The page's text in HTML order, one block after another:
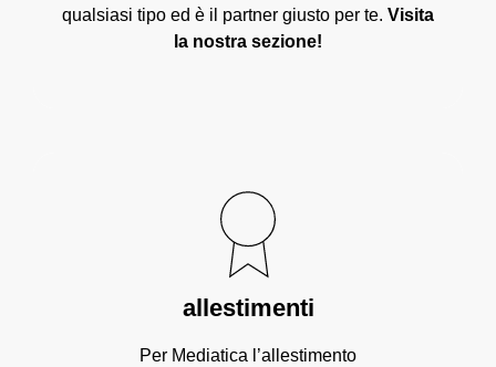
qualsiasi tipo ed è il partner giusto per te. Visita
la nostra sezione!
allestimenti
Per Mediatica l’allestimento